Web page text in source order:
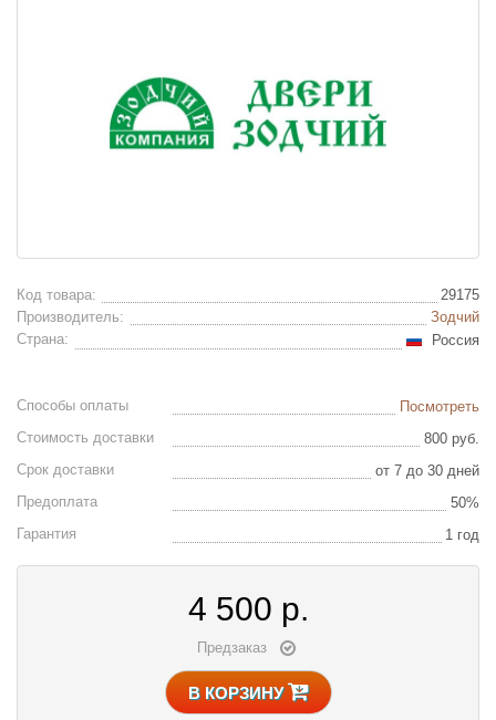
Код товара:
29175
Производитель:
Зодчий
Страна:
Россия
Способы оплаты
Посмотреть
Стоимость доставки
800 руб.
Срок доставки
от 7 до 30 дней
Предоплата
50%
Гарантия
1 год
4 500 р.
Предзаказ
В КОРЗИНУ